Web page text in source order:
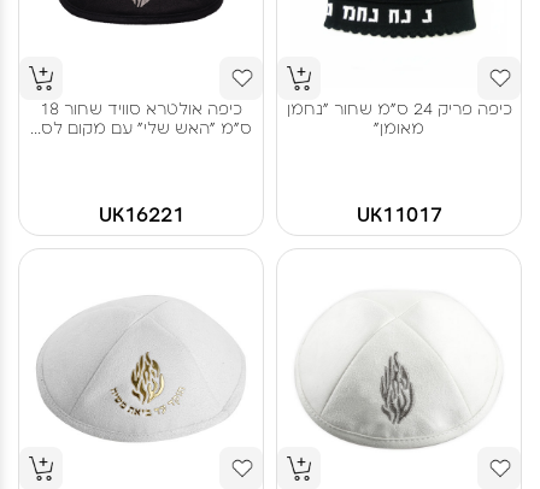
כיפה פריק 24 ס"מ שחור "נחמן
מאומן"
UK11017
כיפה אולטרא סוויד שחור 18
ס"מ "האש שלי" עם מקום לס...
UK16221